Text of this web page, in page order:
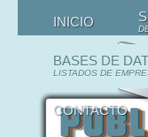
INICIO
BASES DE
LISTADOS DE
CONTACTO